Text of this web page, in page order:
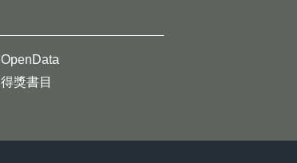
OpenData
得獎書目